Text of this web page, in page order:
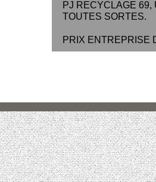
PJ RECYCLAGE
TOUTES SORTES.
PRIX ENTREPRISE